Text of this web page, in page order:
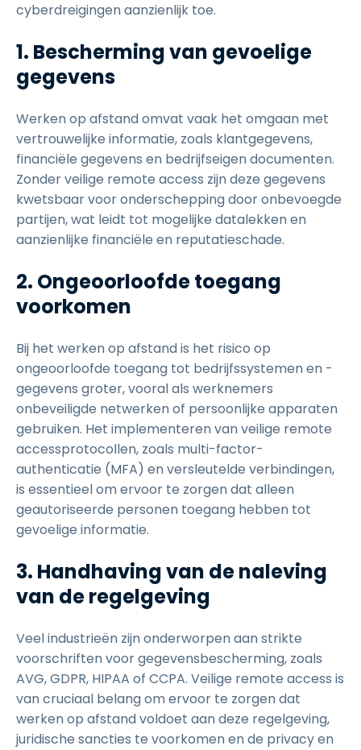
cyberdreigingen aanzienlijk toe.
1. Bescherming van gevoelige
gegevens
Werken op afstand omvat vaak het omgaan met
vertrouwelijke informatie, zoals klantgegevens,
financiële gegevens en bedrijfseigen documenten.
Zonder veilige remote access zijn deze gegevens
kwetsbaar voor onderschepping door onbevoegde
partijen, wat leidt tot mogelijke datalekken en
aanzienlijke financiële en reputatieschade.
2. Ongeoorloofde toegang
voorkomen
Bij het werken op afstand is het risico op
ongeoorloofde toegang tot bedrijfssystemen en -
gegevens groter, vooral als werknemers
onbeveiligde netwerken of persoonlijke apparaten
gebruiken. Het implementeren van veilige remote
accessprotocollen, zoals multi-factor-
authenticatie (MFA) en versleutelde verbindingen,
is essentieel om ervoor te zorgen dat alleen
geautoriseerde personen toegang hebben tot
gevoelige informatie.
3. Handhaving van de naleving
van de regelgeving
Veel industrieën zijn onderworpen aan strikte
voorschriften voor gegevensbescherming, zoals
AVG, GDPR, HIPAA of CCPA. Veilige remote access is
van cruciaal belang om ervoor te zorgen dat
werken op afstand voldoet aan deze regelgeving,
juridische sancties te voorkomen en de privacy en